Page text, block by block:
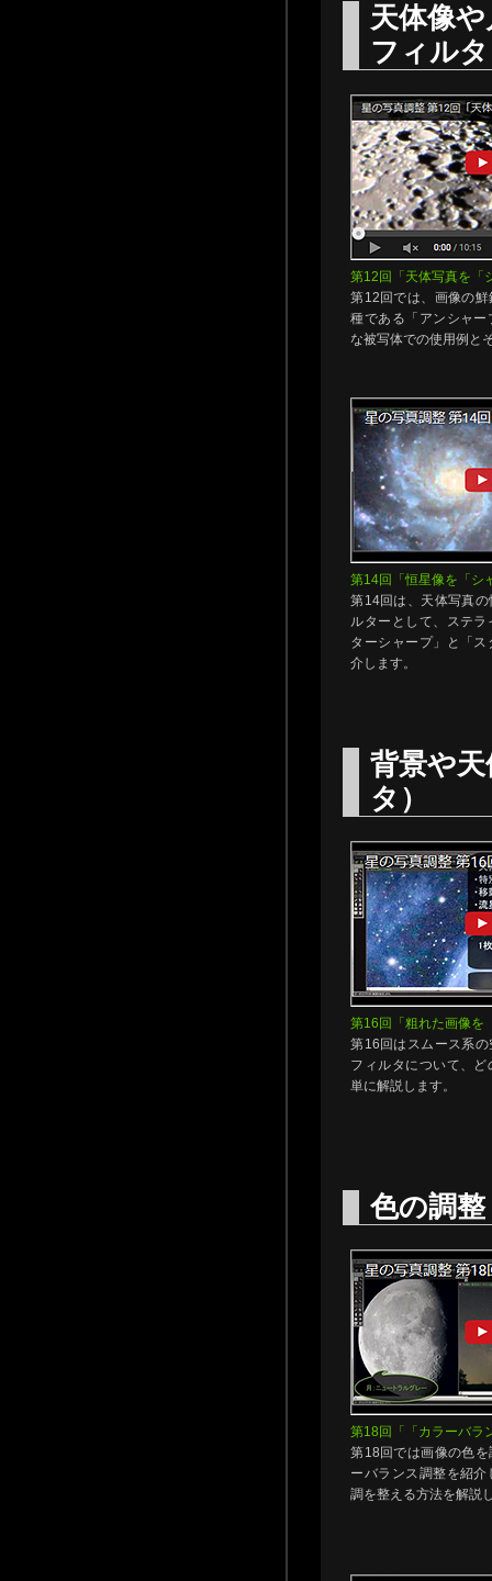
天体像
フィル
第12回「天体写真を「
第12回では、画像の
種である「アンシャ
な被写体での使用例と
第14回「恒星像を「シ
第14回は、天体写真
ルターとして、ステ
ターシャープ」と「
介します。
背景や
タ）
第16回「粗れた画像を
第16回はスムース系
フィルタについて、
単に解説します。
色の調整
第18回「「カラーバラ
第18回では画像の色
ーバランス調整を紹
調を整える方法を解説